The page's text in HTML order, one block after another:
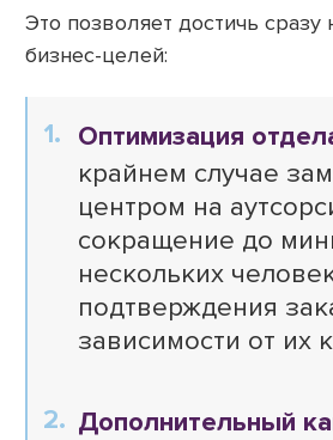
Это позволяет достичь сразу
бизнес-целей:
Оптимизация
крайнем случае
центром на
сокращение до
нескольких
подтверждения
зависимости от их
Дополнительный